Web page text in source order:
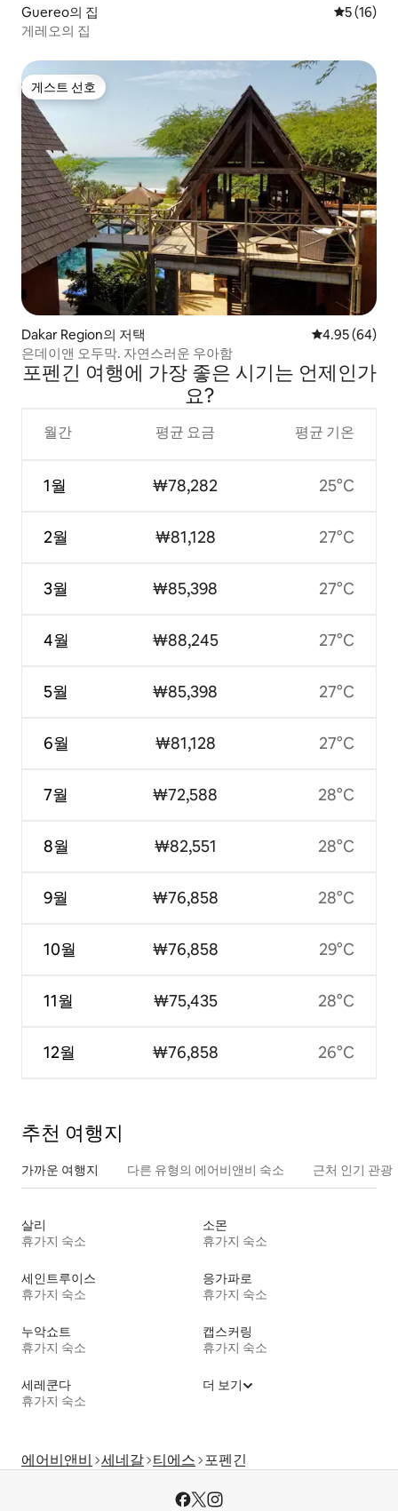
Guereo의 집 평점 5점
5 (16)
게레오의 집
게스트 선호
게스트 선호
Dakar Region의 저택 평점 4.95점(5
4.95 (64)
은데이앤 오두막. 자연스러운 우아함
포펜긴 여행에 가장 좋은 시기는 언제인가
요?
월간
1월
2월
3월
4월
5월
6월
7월
8월
9월
10월
11월
12월
평균 요금
₩78,282
₩81,128
₩85,398
₩88,245
₩85,398
₩81,128
₩72,588
₩82,551
₩76,858
₩76,858
₩75,435
₩76,858
평균 기온
25°C
27°C
27°C
27°C
27°C
27°C
28°C
28°C
28°C
29°C
28°C
26°C
추천 여행지
가까운 여행지 다른 유형의 에어비앤비 숙소 근처 인기 관광
살리
휴가지 숙소
소몬
휴가지 숙소
세인트루이스
휴가지 숙소
응가파로
휴가지 숙소
누악쇼트
휴가지 숙소
캡스커링
휴가지 숙소
세레쿤다
휴가지 숙소
더 보기
에어비앤비 세네갈 티에스 포펜긴